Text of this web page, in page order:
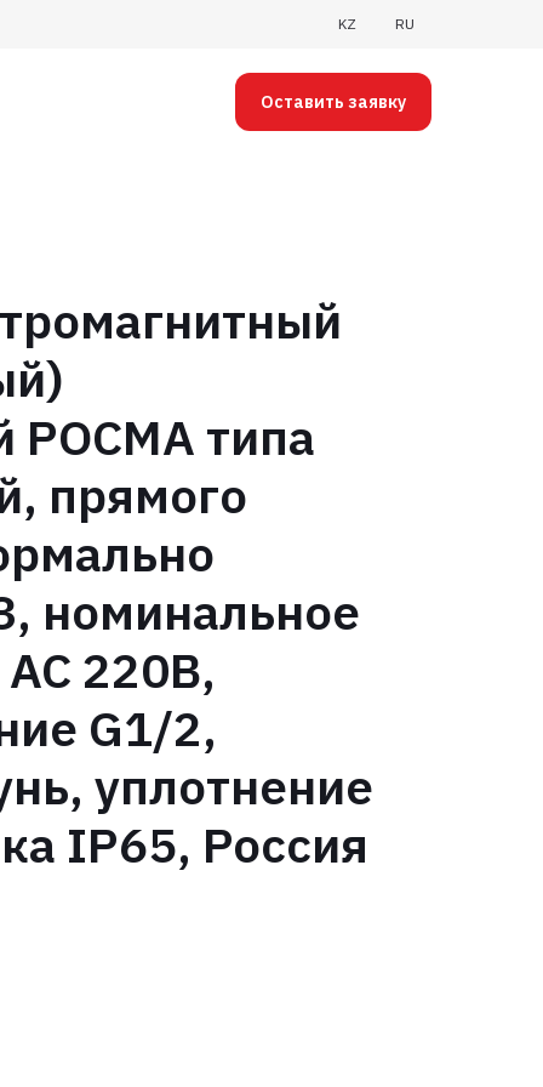
Оставить заявку
RU
KZ
РОСМА типа
прямого
номинальное
220В,
G1/2,
уплотнение
IP65, Россия